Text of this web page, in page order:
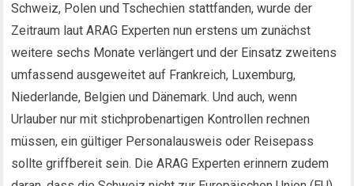
Schweiz, Polen und Tschechien stattfanden, wurde der
Zeitraum laut ARAG Experten nun erstens um zunächst
weitere sechs Monate verlängert und der Einsatz zweitens
umfassend ausgeweitet auf Frankreich, Luxemburg,
Niederlande, Belgien und Dänemark. Und auch, wenn
Urlauber nur mit stichprobenartigen Kontrollen rechnen
müssen, ein gültiger Personalausweis oder Reisepass
sollte griffbereit sein. Die ARAG Experten erinnern zudem